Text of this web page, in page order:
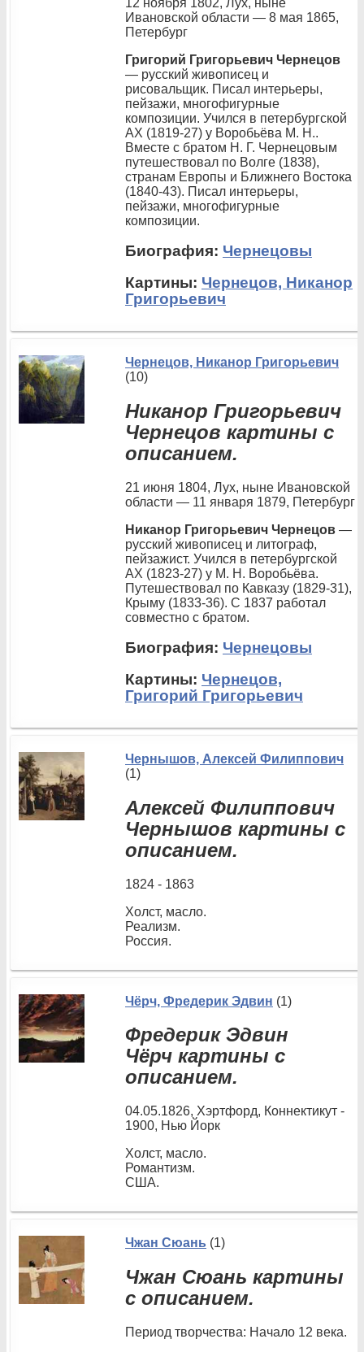
Ивановской области — 8 мая 1865,
Петербург
Григорий Григорьевич Чернецов
— русский живописец и
рисовальщик. Писал интерьеры,
пейзажи, многофигурные
композиции. Учился в петербургской
АХ (1819-27) у Воробьёва М. Н..
Вместе с братом Н. Г. Чернецовым
путешествовал по Волге (1838),
странам Европы и Ближнего Востока
(1840-43). Писал интерьеры,
пейзажи, многофигурные
композиции.
Биография: Чернецовы
Картины: Чернецов, Никанор
Григорьевич
Чернецов, Никанор Григорьевич
(10)
Никанор Григорьевич
Чернецов картины с
описанием.
21 июня 1804, Лух, ныне Ивановской
области — 11 января 1879, Петербург
Никанор Григорьевич Чернецов —
русский живописец и литограф,
пейзажист. Учился в петербургской
АХ (1823-27) у М. Н. Воробьёва.
Путешествовал по Кавказу (1829-31),
Крыму (1833-36). С 1837 работал
совместно с братом.
Биография: Чернецовы
Картины: Чернецов,
Григорий Григорьевич
Чернышов, Алексей Филиппович
(1)
Алексей Филиппович
Чернышов картины с
описанием.
1824 - 1863
Холст, масло.
Реализм.
Россия.
Чёрч, Фредерик Эдвин (1)
Фредерик Эдвин
Чёрч картины с
описанием.
04.05.1826, Хэртфорд, Коннектикут -
1900, Нью Йорк
Холст, масло.
Романтизм.
США.
Чжан Сюань (1)
Чжан Сюань картины
с описанием.
Период творчества: Начало 12 века.